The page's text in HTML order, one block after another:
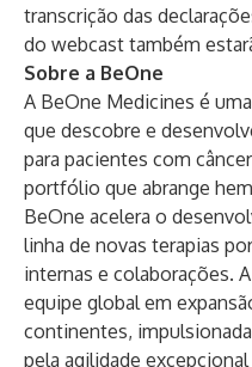
transcrição das
do webcast também
Sobre a BeOne
A BeOne Medicines é
que descobre e
para pacientes com
portfólio que abrange
BeOne acelera o
linha de novas terapias
internas e colaborações.
equipe global em
continentes,
pela agilidade